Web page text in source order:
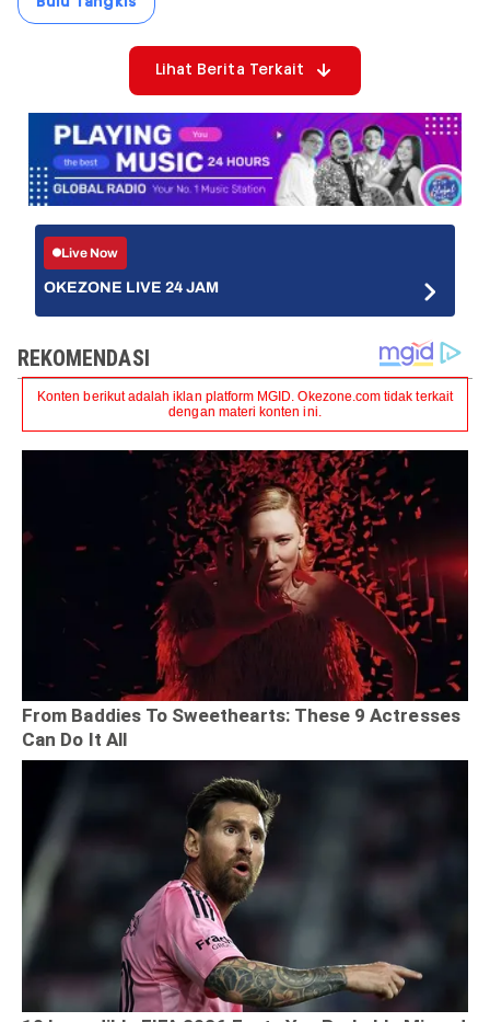
Lihat Berita Terkait
Live Now
OKEZONE LIVE 24 JAM